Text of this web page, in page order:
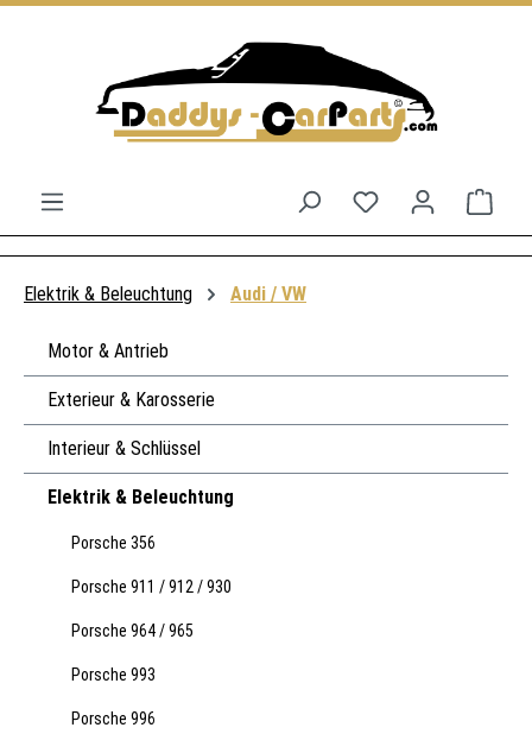
Du hast 0
Elektrik & Beleuchtung Audi / VW
Motor & Antrieb
Exterieur & Karosserie
Interieur & Schlüssel
Elektrik & Beleuchtung
Porsche 356
Porsche 911 / 912 / 930
Porsche 964 / 965
Porsche 993
Porsche 996